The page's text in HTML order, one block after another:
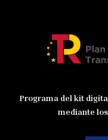
Programa del kit
mediante